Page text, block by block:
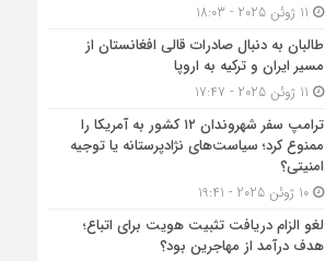
طالبان به دنبال صادرات قالی افغانستان از
مسیر ایران و ترکیه به اروپا
ترامپ سفر شهروندان ۱۲ کشور به آمریکا را
ممنوع کرد؛ سیاست‌های نژادپرستانه یا توجیه
امنیتی؟
10 ژوئن 2025 - 19:41
لغو الزام دریافت تثبیت هویت برای اتباع؛
هدف درآمد از مهاجرین بود؟